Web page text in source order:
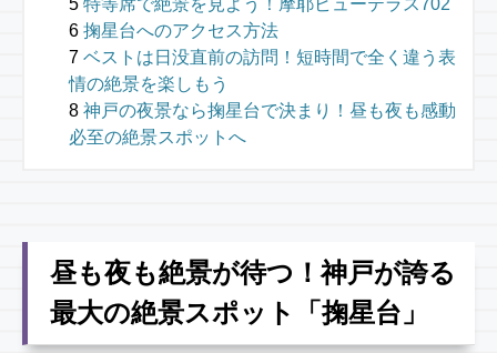
特等席で絶景を見よう！摩耶ビューテラス702
掬星台へのアクセス方法
ベストは日没直前の訪問！短時間で全く違う表
情の絶景を楽しもう
神戸の夜景なら掬星台で決まり！昼も夜も感動
必至の絶景スポットへ
昼も夜も絶景が待つ！神戸が誇る
最大の絶景スポット「掬星台」